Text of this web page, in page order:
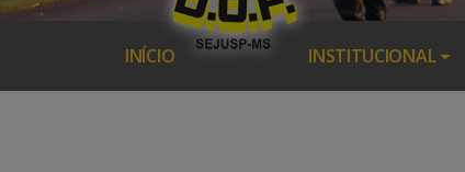
INÍCIO INSTITUCIONAL